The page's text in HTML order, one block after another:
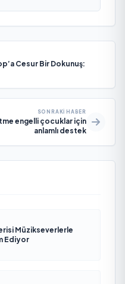
Cesur Bir Dokunuş:
SONRAKI HABER
engelli çocuklar için
anlamlı destek
Müzikseverlerle
Ediyor